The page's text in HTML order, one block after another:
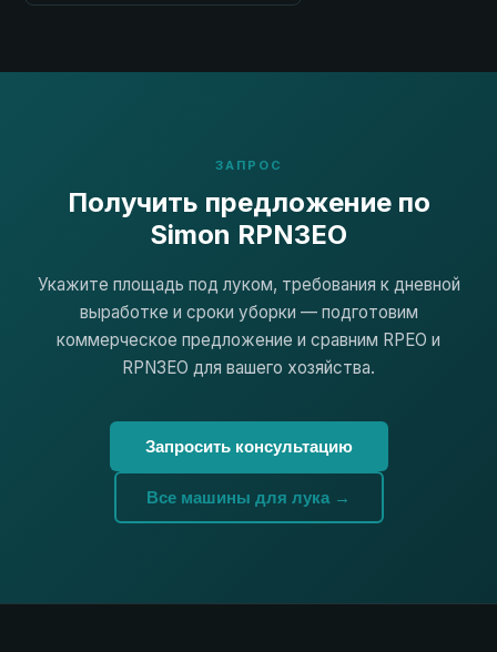
ЗАПРОС
Получить предложение по
Simon RPN3EO
Укажите площадь под луком, требования к дневной
выработке и сроки уборки — подготовим
коммерческое предложение и сравним RPEO и
RPN3EO для вашего хозяйства.
Запросить консультацию
Все машины для лука →